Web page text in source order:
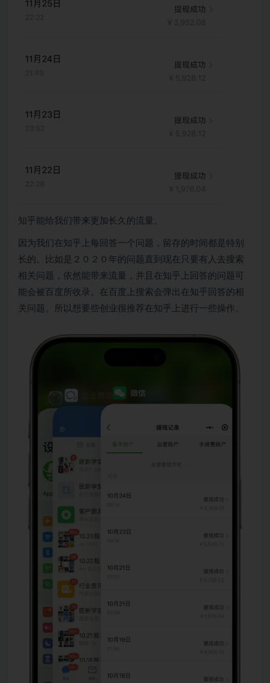
知乎能给我们带来更加长久的流量。
因为我们在知乎上每回答一个问题，留存的时间都是特别
长的。比如是２０２０年的问题直到现在只要有人去搜索
相关问题，依然能带来流量，并且在知乎上回答的问题可
能会被百度所收录。在百度上搜索会弹出在知乎回答的相
关问题。所以想要些创业很推荐在知乎上进行一些操作。